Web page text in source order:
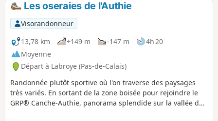
Les oseraies de l'Authie
Visorandonneur
13,78 km
+149 m -147 m
4h 20
Moyenne
Départ à Labroye (Pas-de-Calais)
Randonnée plutôt sportive où l'on traverse des paysages
très variés. En sortant de la zone boisée pour rejoindre le
GRP® Canche-Authie, panorama splendide sur la vallée de